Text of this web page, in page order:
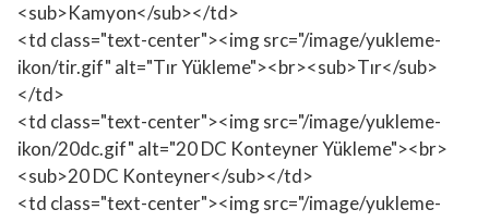
<sub>Kamyon</sub></td>
<td class="text-center"><img src="/image/yukleme-
ikon/tir.gif" alt="Tır Yükleme"><br><sub>Tır</sub>
</td>
<td class="text-center"><img src="/image/yukleme-
ikon/20dc.gif" alt="20 DC Konteyner Yükleme"><br>
<sub>20 DC Konteyner</sub></td>
<td class="text-center"><img src="/image/yukleme-